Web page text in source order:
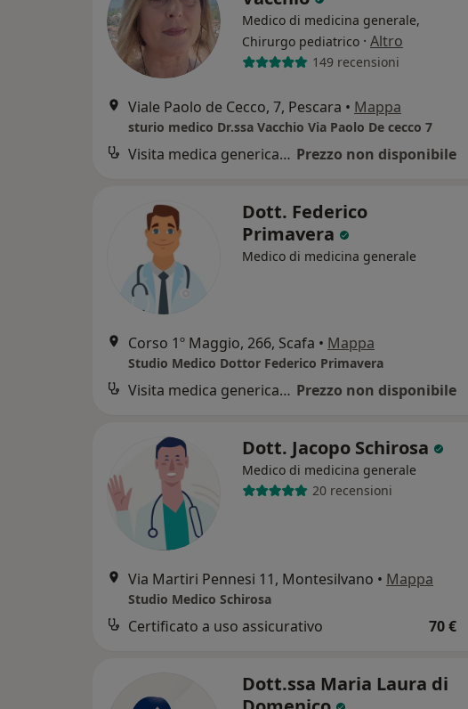
Medico di medicina generale,
Chirurgo pediatrico · Altro
149 recensioni
Viale Paolo de Cecco, 7, Pescara • Mappa
sturio medico Dr.ssa Vacchio Via Paolo De cecco 7
Visita medica generica in CONVENZIONE Prezzo non disponibile
Dott. Federico
Primavera
Medico di medicina generale
Corso 1º Maggio, 266, Scafa • Mappa
Studio Medico Dottor Federico Primavera
Visita medica generica in CONVENZIONE Prezzo non disponibile
Dott. Jacopo Schirosa
Medico di medicina generale
20 recensioni
Via Martiri Pennesi 11, Montesilvano • Mappa
Studio Medico Schirosa
Certificato a uso assicurativo 70 €
Dott.ssa Maria Laura di